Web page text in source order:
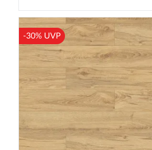
-30% UVP